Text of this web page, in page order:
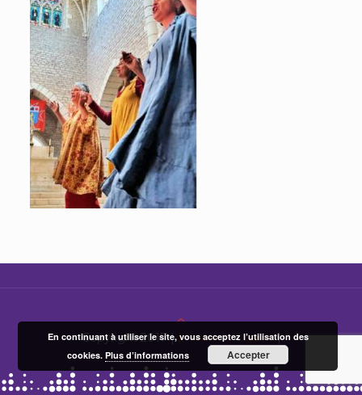
Copyright 2017 |Mentions légales|
En continuant à utiliser le site, vous acceptez l’utilisation des
cookies.Plus d’informations Accepter